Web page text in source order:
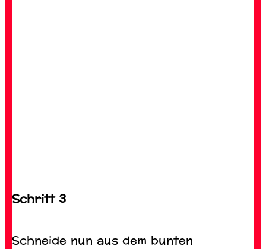
Schritt 3
Schneide nun aus dem bunten